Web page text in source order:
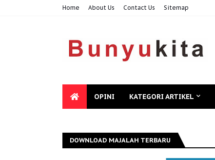
Home About Us Contact Us Sitemap
OPINI KATEGORI ARTIKEL
DOWNLOAD MAJALAH TERBARU